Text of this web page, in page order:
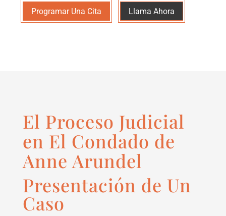
Programar Una Cita Llama Ahora
El Proceso Judicial
en El Condado de
Anne Arundel
Presentación de Un
Caso